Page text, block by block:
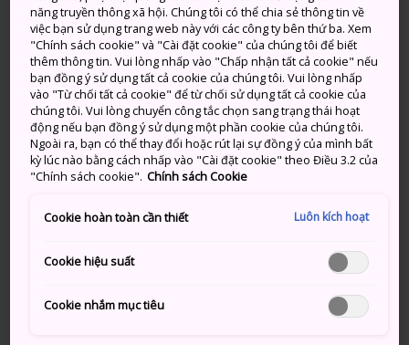
mãn
Lễ hội lửa Suối nước nóng Nozawa là lễ hội nổi tiếng
nhất của Dosojin, một vị thần ở vùng Hokuriku
Shinetsu, diễn ra mỗi dịp đông về vào ngày 15 tháng
1. Những người đàn ông trai tráng trong làng, đặc
biệt là những người ở độ tuổi 25 và 42, ở độ tuổi được
xem là không may mắn ở Nhật Bản đảm nhận các vai
trò đặc biệt quan trọng. Lễ hội này thắp sáng màn
đêm bằng những cuộc chạm trán nảy lửa bởi những
Đông đảo dân làng cầm đuốc và cố gắng đốt cháy một
những người chàng trai 25 tuổi sẽ bảo vệ ngôi đền
năng truyền thông xã hội. Chúng tôi có thể chia sẻ thông tin về
việc bạn sử dụng trang web này với các công ty bên thứ ba. Xem
"Chính sách cookie" và "Cài đặt cookie" của chúng tôi để biết
thêm thông tin. Vui lòng nhấp vào "Chấp nhận tất cả cookie" nếu
bạn đồng ý sử dụng tất cả cookie của chúng tôi. Vui lòng nhấp
vào "Từ chối tất cả cookie" để từ chối sử dụng tất cả cookie của
chúng tôi. Vui lòng chuyển công tắc chọn sang trạng thái hoạt
động nếu bạn đồng ý sử dụng một phần cookie của chúng tôi.
Ngoài ra, bạn có thể thay đổi hoặc rút lại sự đồng ý của mình bất
kỳ lúc nào bằng cách nhấp vào "Cài đặt cookie" theo Điều 3.2 của
"Chính sách cookie". Chính sách Cookie
Cookie hoàn toàn cần thiết Luôn kích hoạt
Cookie hiệu suất
Cookie nhắm mục tiêu